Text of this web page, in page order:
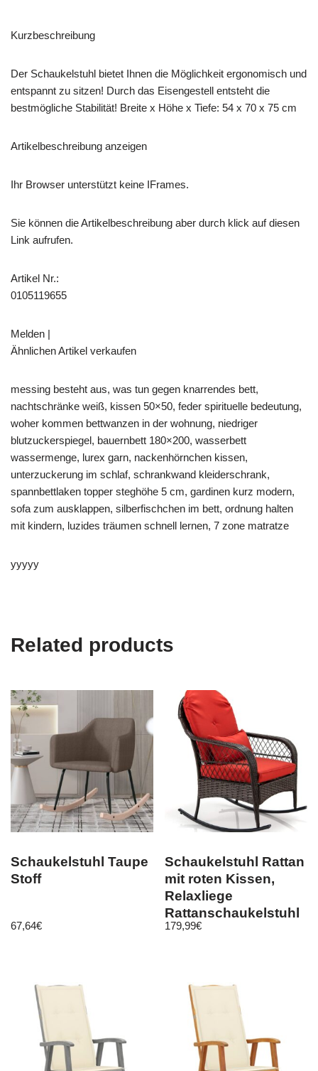
Kurzbeschreibung
Der Schaukelstuhl bietet Ihnen die Möglichkeit ergonomisch und
entspannt zu sitzen! Durch das Eisengestell entsteht die
bestmögliche Stabilität! Breite x Höhe x Tiefe: 54 x 70 x 75 cm
Artikelbeschreibung anzeigen
Ihr Browser unterstützt keine IFrames.
Sie können die Artikelbeschreibung aber durch klick auf diesen
Link aufrufen.
Artikel Nr.:
0105119655
Melden |
Ähnlichen Artikel verkaufen
messing besteht aus, was tun gegen knarrendes bett,
nachtschränke weiß, kissen 50×50, feder spirituelle bedeutung,
woher kommen bettwanzen in der wohnung, niedriger
blutzuckerspiegel, bauernbett 180×200, wasserbett
wassermenge, lurex garn, nackenhörnchen kissen,
unterzuckerung im schlaf, schrankwand kleiderschrank,
spannbettlaken topper steghöhe 5 cm, gardinen kurz modern,
sofa zum ausklappen, silberfischchen im bett, ordnung halten
mit kindern, luzides träumen schnell lernen, 7 zone matratze
yyyyy
Related products
Schaukelstuhl Taupe
Stoff
67,64€
Schaukelstuhl Rattan
mit roten Kissen,
Relaxliege
Rattanschaukelstuhl
67x87x95cm
179,99€